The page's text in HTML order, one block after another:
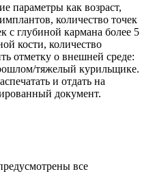
параметры как возраст,
количество точек
с глубиной кармана более 5
кости, количество
отметку о внешней среде:
тяжелый курильщике.
и отдать на
документ.
все